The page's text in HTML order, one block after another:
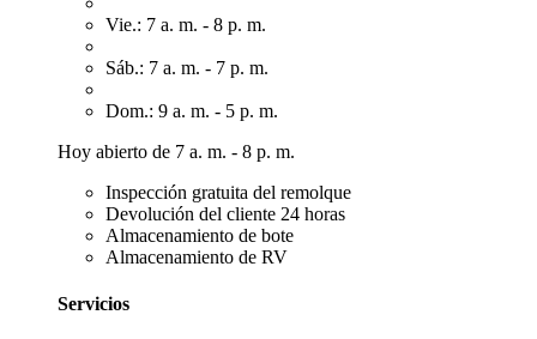
Vie.: 7 a. m. - 8 p. m.
Sáb.: 7 a. m. - 7 p. m.
Dom.: 9 a. m. - 5 p. m.
Hoy abierto de 7 a. m. - 8 p. m.
Inspección gratuita del remolque
Devolución del cliente 24 horas
Almacenamiento de bote
Almacenamiento de RV
Servicios